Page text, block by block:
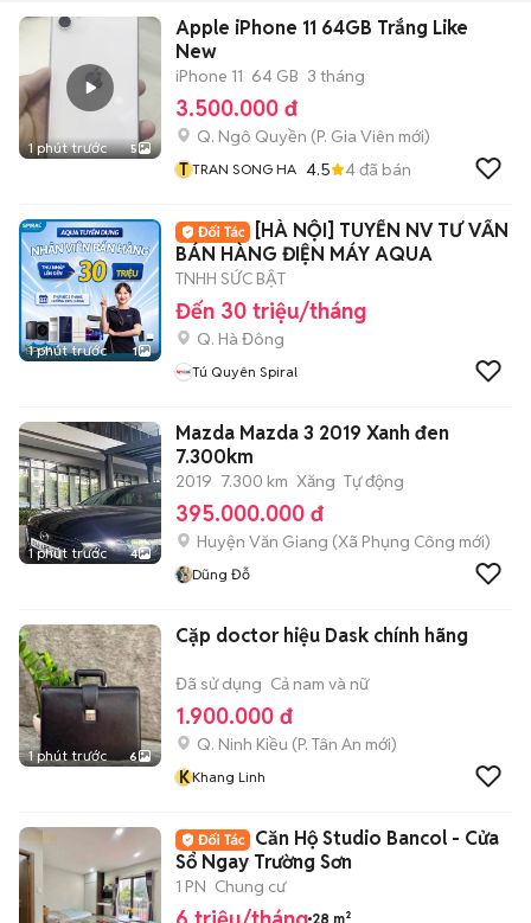
1 phút trước 5
Apple iPhone 11 64GB Trắng Like
New
iPhone 11 64 GB 3 tháng
3.500.000 đ
Q. Ngô Quyền (P. Gia Viên mới)
T TRAN SONG HA 4.5 4đã bán
1 phút trước 1
[HÀ NỘI] TUYỂN NV TƯ VẤN
BÁN HÀNG ĐIỆN MÁY AQUA
TNHH SỨC BẬT
Đến 30 triệu/tháng
Q. Hà Đông
Tú Quyên Spiral
1 phút trước 4
Mazda Mazda 3 2019 Xanh đen
7.300km
2019 7.300 km Xăng Tự động
395.000.000 đ
Huyện Văn Giang (Xã Phụng Công mới)
Dũng Đỗ
1 phút trước 6
Cặp doctor hiệu Dask chính hãng
Đã sử dụng Cả nam và nữ
1.900.000 đ
Q. Ninh Kiều (P. Tân An mới)
KKhang Linh
Căn Hộ Studio Bancol - Cửa
Sổ Ngay Trường Sơn
1 PN Chung cư
28 m²